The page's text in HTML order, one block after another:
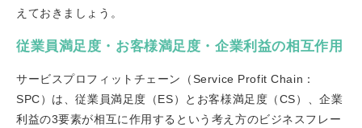
えておきましょう。
従業員満足度・お客様満足度・企業利益の相互作用
サービスプロフィットチェーン（Service Profit Chain：
SPC）は、従業員満足度（ES）とお客様満足度（CS）、企業
利益の3要素が相互に作用するという考え方のビジネスフレー